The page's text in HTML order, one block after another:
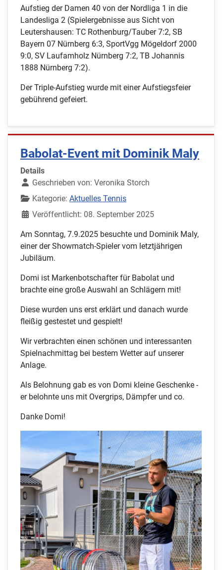
Aufstieg der Damen 40 von der Nordliga 1 in die
Landesliga 2 (Spielergebnisse aus Sicht von
Leutershausen: TC Rothenburg/Tauber 7:2, SB
Bayern 07 Nürnberg 6:3, SportVgg Mögeldorf 2000
9:0, SV Laufamholz Nürnberg 7:2, TB Johannis
1888 Nürnberg 7:2).
Der Triple-Aufstieg wurde mit einer Aufstiegsfeier
gebührend gefeiert.
Babolat-Event mit Dominik Maly
Details
Geschrieben von: Veronika Storch
Kategorie: Aktuelles Tennis
Veröffentlicht: 08. September 2025
Am Sonntag, 7.9.2025 besuchte und Dominik Maly,
einer der Showmatch-Spieler vom letztjährigen
Jubiläum.
Domi ist Markenbotschafter für Babolat und
brachte eine große Auswahl an Schlägern mit!
Diese wurden uns erst erklärt und danach wurde
fleißig gestestet und gespielt!
Wir verbrachten einen schönen und interessanten
Spielnachmittag bei bestem Wetter auf unserer
Anlage.
Als Belohnung gab es von Domi kleine Geschenke -
er belohnte uns mit Overgrips, Dämpfer und co.
Danke Domi!